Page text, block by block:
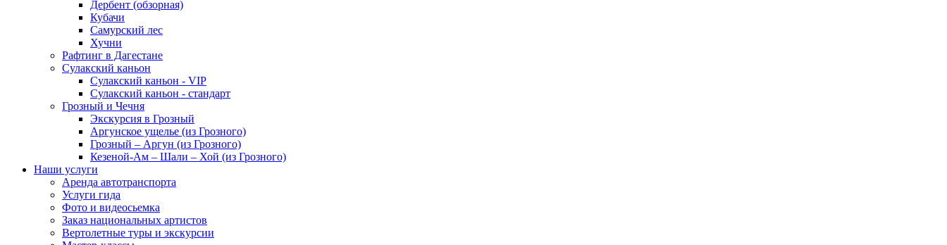
Дербент (обзорная)
Кубачи
Самурский лес
Хучни
Рафтинг в Дагестане
Сулакский каньон
Сулакский каньон - VIP
Сулакский каньон - стандарт
Грозный и Чечня
Экскурсия в Грозный
Аргунское ущелье (из Грозного)
Грозный – Аргун (из Грозного)
Кезеной-Ам – Шали – Хой (из Грозного)
Наши услуги
Аренда автотранспорта
Услуги гида
Фото и видеосьемка
Заказ национальных артистов
Вертолетные туры и экскурсии